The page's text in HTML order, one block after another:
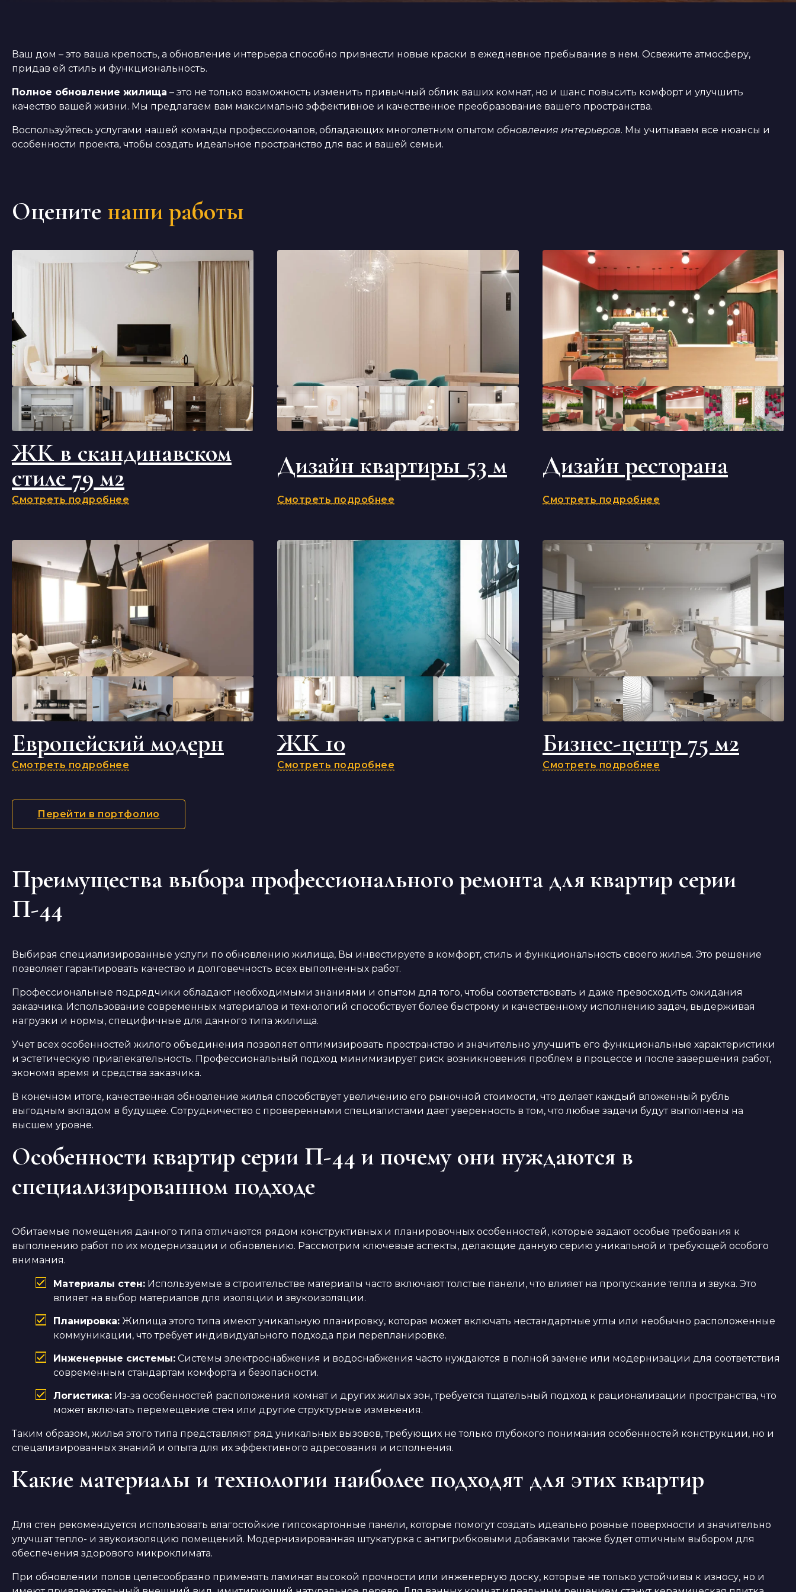
Ваш дом – это ваша крепость, а обновление интерьера способно привнести новые краски в ежедневное пребывание в нем. Освежите атмосферу,
придав ей стиль и функциональность.
Полное обновление жилища – это не только возможность изменить привычный облик ваших комнат, но и шанс повысить комфорт и улучшить
качество вашей жизни. Мы предлагаем вам максимально эффективное и качественное преобразование вашего пространства.
Воспользуйтесь услугами нашей команды профессионалов, обладающих многолетним опытом обновления интерьеров. Мы учитываем все нюансы и
особенности проекта, чтобы создать идеальное пространство для вас и вашей семьи.
Оцените наши работы
ЖК в скандинавском
стиле 79 м2
Смотреть подробнее
Дизайн квартиры 53 м
Смотреть подробнее
Дизайн ресторана
Смотреть подробнее
Европейский модерн
Смотреть подробнее
ЖК 10
Смотреть подробнее
Бизнес-центр 75 м2
Смотреть подробнее
Перейти в портфолио
Преимущества выбора профессионального ремонта для квартир серии
П-44
Выбирая специализированные услуги по обновлению жилища, Вы инвестируете в комфорт, стиль и функциональность своего жилья. Это решение
позволяет гарантировать качество и долговечность всех выполненных работ.
Профессиональные подрядчики обладают необходимыми знаниями и опытом для того, чтобы соответствовать и даже превосходить ожидания
заказчика. Использование современных материалов и технологий способствует более быстрому и качественному исполнению задач, выдерживая
нагрузки и нормы, специфичные для данного типа жилища.
Учет всех особенностей жилого объединения позволяет оптимизировать пространство и значительно улучшить его функциональные характеристики
и эстетическую привлекательность. Профессиональный подход минимизирует риск возникновения проблем в процессе и после завершения работ,
экономя время и средства заказчика.
В конечном итоге, качественная обновление жилья способствует увеличению его рыночной стоимости, что делает каждый вложенный рубль
выгодным вкладом в будущее. Сотрудничество с проверенными специалистами дает уверенность в том, что любые задачи будут выполнены на
высшем уровне.
Особенности квартир серии П-44 и почему они нуждаются в
специализированном подходе
Обитаемые помещения данного типа отличаются рядом конструктивных и планировочных особенностей, которые задают особые требования к
выполнению работ по их модернизации и обновлению. Рассмотрим ключевые аспекты, делающие данную серию уникальной и требующей особого
внимания.
Материалы стен: Используемые в строительстве материалы часто включают толстые панели, что влияет на пропускание тепла и звука. Это
влияет на выбор материалов для изоляции и звукоизоляции.
Планировка: Жилища этого типа имеют уникальную планировку, которая может включать нестандартные углы или необычно расположенные
коммуникации, что требует индивидуального подхода при перепланировке.
Инженерные системы: Системы электроснабжения и водоснабжения часто нуждаются в полной замене или модернизации для соответствия
современным стандартам комфорта и безопасности.
Логистика: Из-за особенностей расположения комнат и других жилых зон, требуется тщательный подход к рационализации пространства, что
может включать перемещение стен или другие структурные изменения.
Таким образом, жилья этого типа представляют ряд уникальных вызовов, требующих не только глубокого понимания особенностей конструкции, но и
спецализированных знаний и опыта для их эффективного адресования и исполнения.
Какие материалы и технологии наиболее подходят для этих квартир
Для стен рекомендуется использовать влагостойкие гипсокартонные панели, которые помогут создать идеально ровные поверхности и значительно
улучшат тепло- и звукоизоляцию помещений. Модернизированная штукатурка с антигрибковыми добавками также будет отличным выбором для
обеспечения здорового микроклимата.
При обновлении полов целесообразно применять ламинат высокой прочности или инженерную доску, которые не только устойчивы к износу, но и